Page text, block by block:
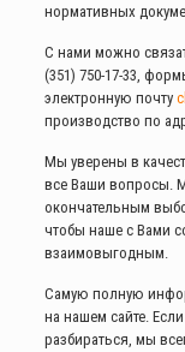
нормативных
С нами можно
(351) 750-17-33,
электронную почту
производство по
Мы уверены в
все Ваши вопросы.
окончательным
чтобы наше с Вами
взаимовыгодным.
Самую полную
на нашем сайте.
разбираться, мы